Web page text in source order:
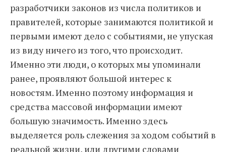
разработчики законов из числа политиков и
правителей, которые занимаются политикой и
первыми имеют дело с событиями, не упуская
из виду ничего из того, что происходит.
Именно эти люди, о которых мы упоминали
ранее, проявляют большой интерес к
новостям. Именно поэтому информация и
средства массовой информации имеют
большую значимость. Именно здесь
выделяется роль слежения за ходом событий в
реальной жизни, или другими словами